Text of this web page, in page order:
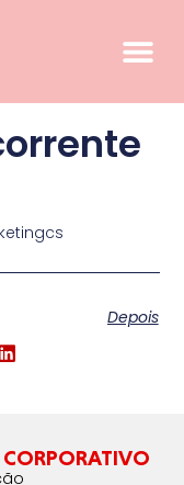
Depois
CORPORATIVO